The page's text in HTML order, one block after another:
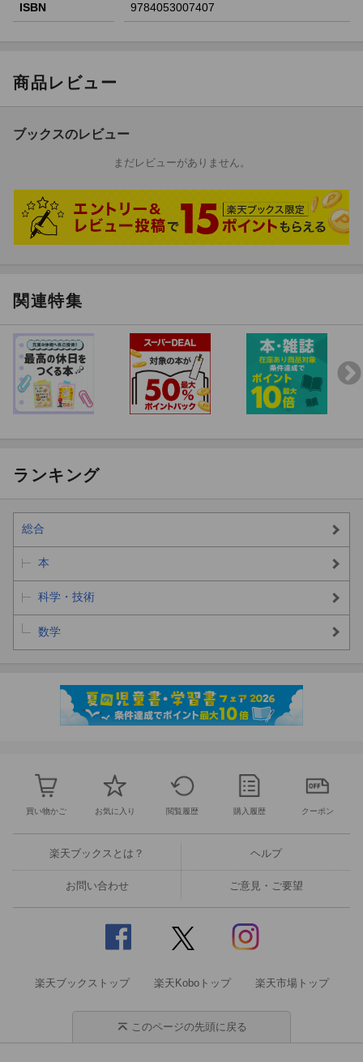
ISBN 9784053007407
商品レビュー
ブックスのレビュー
まだレビューがありません。
関連特集
ランキング
総合
本
科学・技術
数学
買い物かご お気に入り 閲覧履歴 購入履歴 クーポン
楽天ブックスとは？ ヘルプ
お問い合わせ ご意見・ご要望
楽天ブックストップ 楽天Koboトップ 楽天市場トップ
このページの先頭に戻る